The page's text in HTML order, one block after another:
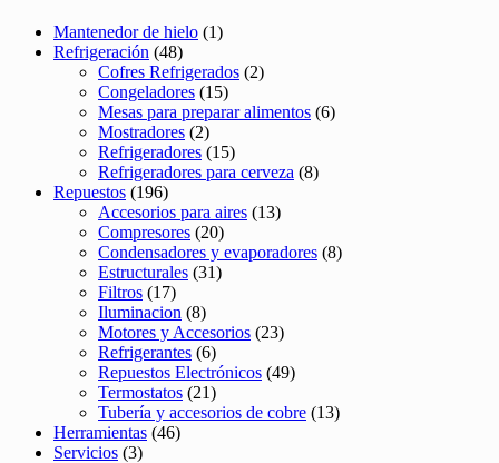
Mantenedor de hielo (1)
Refrigeración (48)
Cofres Refrigerados (2)
Congeladores (15)
Mesas para preparar alimentos (6)
Mostradores (2)
Refrigeradores (15)
Refrigeradores para cerveza (8)
Repuestos (196)
Accesorios para aires (13)
Compresores (20)
Condensadores y evaporadores (8)
Estructurales (31)
Filtros (17)
Iluminacion (8)
Motores y Accesorios (23)
Refrigerantes (6)
Repuestos Electrónicos (49)
Termostatos (21)
Tubería y accesorios de cobre (13)
Herramientas (46)
Servicios (3)